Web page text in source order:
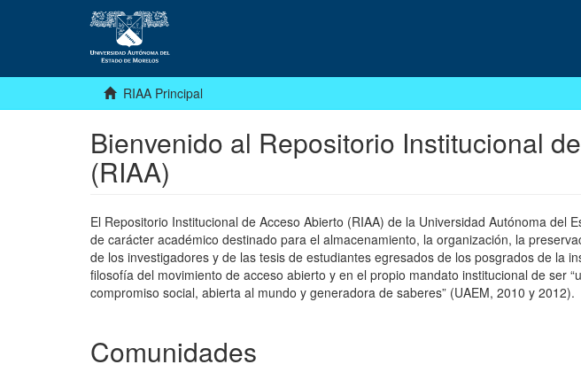
RIAA Principal
Bienvenido al Repositorio Institucional
(RIAA)
El Repositorio Institucional de Acceso Abierto (RIAA) de la Universidad Autónoma del
de carácter académico destinado para el almacenamiento, la organización, la
de los investigadores y de las tesis de estudiantes egresados de los posgrados de la
filosofía del movimiento de acceso abierto y en el propio mandato institucional de ser
compromiso social, abierta al mundo y generadora de saberes” (UAEM, 2010 y 2012).
Comunidades